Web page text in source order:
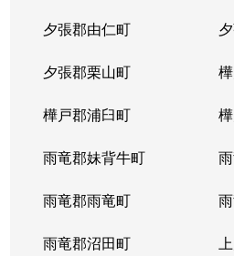
夕張郡由仁町
夕張郡栗山町
樺戸郡浦臼町
雨竜郡妹背牛町
雨竜郡雨竜町
雨竜郡沼田町